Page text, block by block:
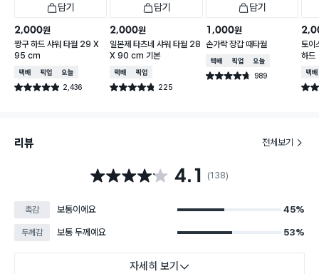
담기
2,000원
짱구 하드 샤워 타월 29 X
95 cm
택배배송매장픽업오늘배송
별점 4.9점 2,436
건 작성
담기
2,000원
일본제 타츠네 샤워 타월 28
X 90 cm 기본
택배배송매장픽업
별점 4.8점 225
건 작성
담기
1,000원
손가락 장갑 때타월
택배배송매장픽업오늘배송
별점 4.7점 989
건 작성
토이
하드
택배
별점
리뷰 전체보기
별점 4.1점 4.1 (138)
촉감 보통이에요 45%
두께감 보통 두께예요 53%
자세히 보기